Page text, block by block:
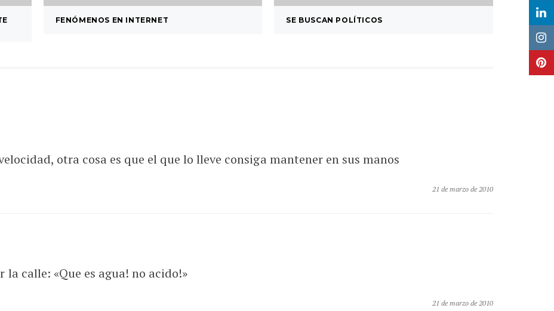
FENÓMENOS EN INTERNET SE BUSCAN POLÍTICOS LABIA
otra cosa es que el que lo lleve consiga mantener en sus manos
21 de marzo de 2010
la calle: «Que es agua! no acido!»
21 de marzo de 2010